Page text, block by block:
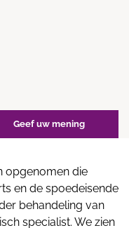
Geef uw mening
opgenomen die
en de spoedeisende
behandeling van
specialist. We zien